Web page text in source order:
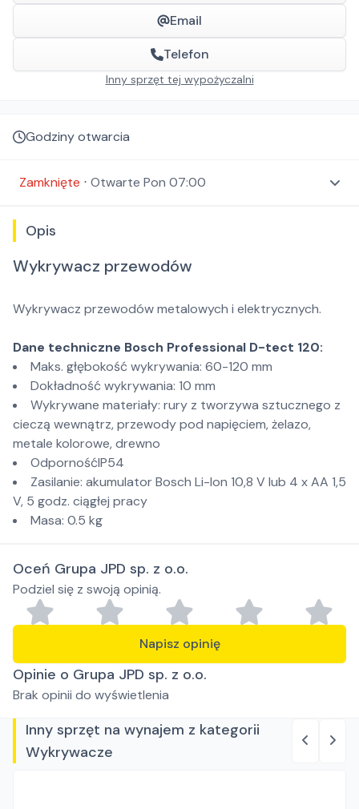
Email
Telefon
Inny sprzęt tej wypożyczalni
Godziny otwarcia
Zamknięte ⋅ Otwarte Pon 07:00
Opis
Wykrywacz przewodów
Wykrywacz przewodów metalowych i elektrycznych.
Dane techniczne Bosch Professional D-tect 120:
Maks. głębokość wykrywania: 60-120 mm
Dokładność wykrywania: 10 mm
Wykrywane materiały: rury z tworzywa sztucznego z
cieczą wewnątrz, przewody pod napięciem, żelazo,
metale kolorowe, drewno
OdpornośćIP54
Zasilanie: akumulator Bosch Li-Ion 10,8 V lub 4 x AA 1,5
V, 5 godz. ciągłej pracy
Masa: 0.5 kg
Oceń Grupa JPD sp. z o.o.
Podziel się z swoją opinią.
Napisz opinię
Opinie o Grupa JPD sp. z o.o.
Brak opinii do wyświetlenia
Inny sprzęt na wynajem z kategorii
Wykrywacze